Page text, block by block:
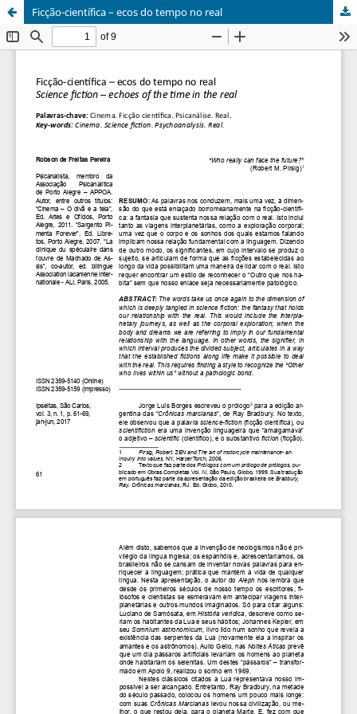
Ficção-científica – ecos do tempo no real